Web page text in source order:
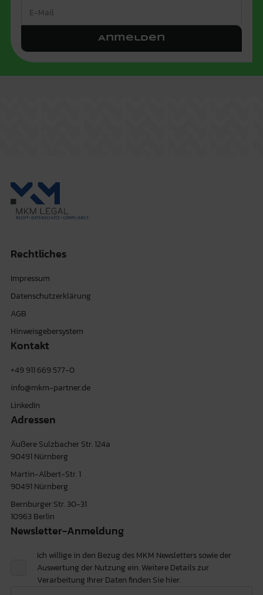
Anmelden
Rechtliches
Impressum
Datenschutzerklärung
AGB
Hinweisgebersystem
Kontakt
+49 911 669 577-0
info@mkm-partner.de
LinkedIn
Adressen
Äußere Sulzbacher Str. 124a
90491 Nürnberg
Martin-Albert-Str. 1
90491 Nürnberg
Bernburger Str. 30-31
10963 Berlin
Newsletter-Anmeldung
Ich willige in den Bezug des MKM Newsletters sowie der
Auswertung der Nutzung ein. Weitere Details zur
Verarbeitung Ihrer Daten finden Siehier.